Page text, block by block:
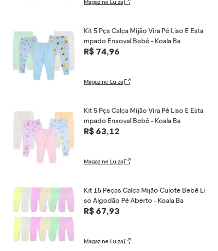
Magazine Luiza
Kit 5 Pçs Calça Mijão Vira Pé Liso E Esta
mpado Enxoval Bebê - Koala Ba
R$ 74,96
Magazine Luiza
Kit 5 Pçs Calça Mijão Vira Pé Liso E Esta
mpado Enxoval Bebê - Koala Ba
R$ 63,12
Magazine Luiza
Kit 15 Peças Calça Mijão Culote Bebê Li
so Algodão Pé Aberto - Koala Ba
R$ 67,93
Magazine Luiza